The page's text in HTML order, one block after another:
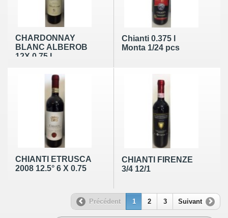
CHARDONNAY
BLANC ALBEROB
12X 0.75 L
Chianti 0.375 l
Monta 1/24 pcs
CHIANTI ETRUSCA
2008 12.5° 6 X 0.75
CHIANTI FIRENZE
3/4 12/1
Précédent 1 2 3 Suivant